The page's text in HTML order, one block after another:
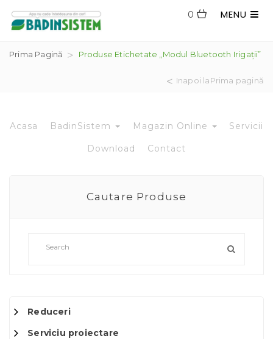
MENU
0
Prima Pagină Produse Etichetate „modul Bluetooth Irigații”
Inapoi laPrima pagină
Acasa BadinSistem Magazin Online Servicii
Download Contact
Cautare Produse
Reduceri
Serviciu proiectare